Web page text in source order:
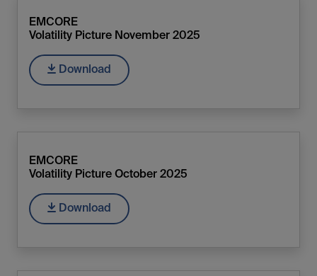
EMCORE
Volatility Picture November 2025
Download
EMCORE
Volatility Picture October 2025
Download